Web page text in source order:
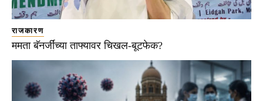
राजकारण
ममता बॅनर्जींच्या ताफ्यावर चिखल-बूटफेक?